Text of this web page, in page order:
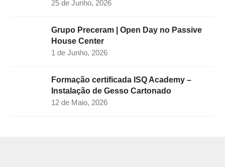
25 de Junho, 2026
Grupo Preceram | Open Day no Passive
House Center
1 de Junho, 2026
Formação certificada ISQ Academy –
Instalação de Gesso Cartonado
12 de Maio, 2026